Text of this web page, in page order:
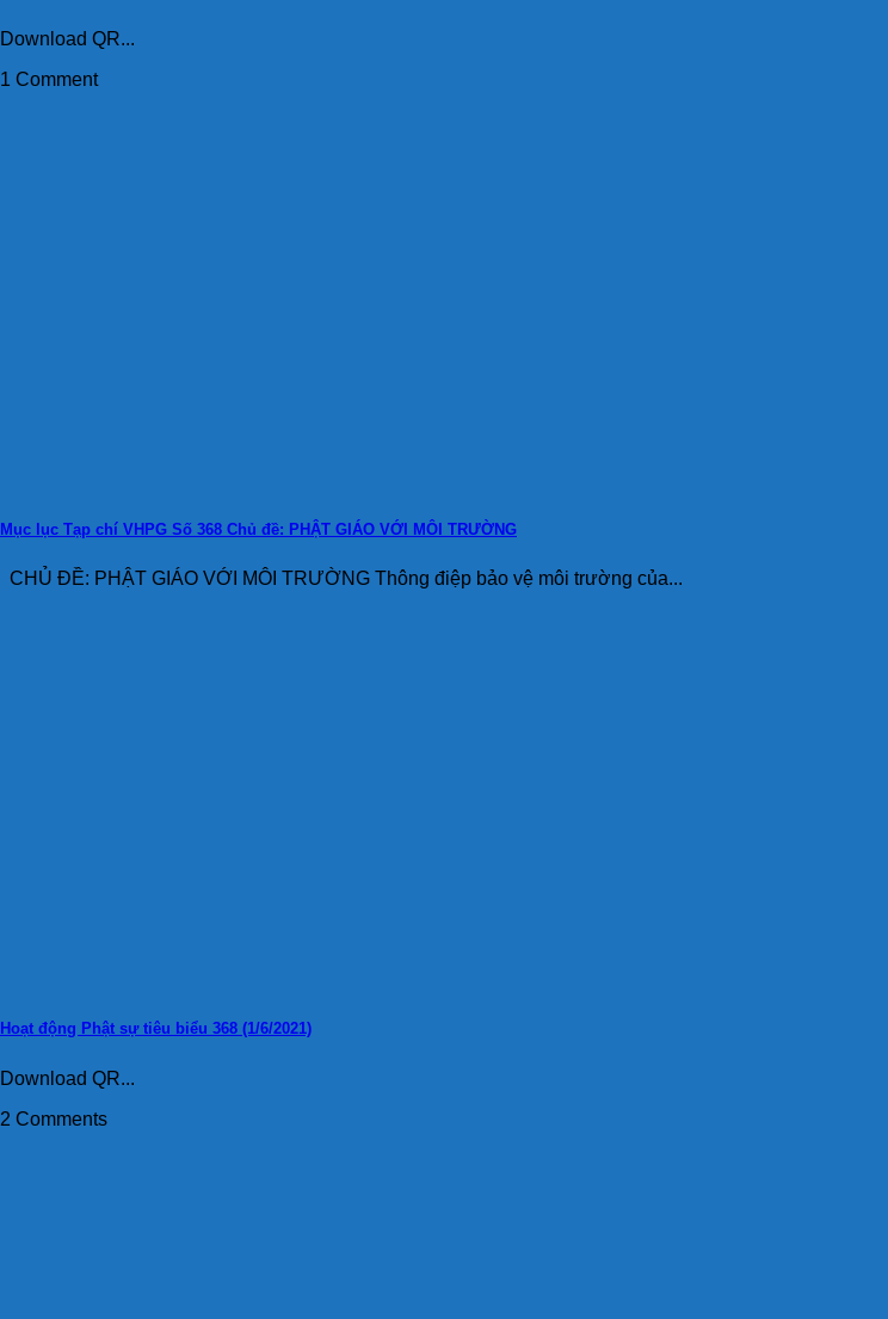
Download QR...
1 Comment
Mục lục Tạp chí VHPG Số 368 Chủ đề: PHẬT GIÁO VỚI MÔI TRƯỜNG
CHỦ ĐỀ: PHẬT GIÁO VỚI MÔI TRƯỜNG Thông điệp bảo vệ môi trường của...
Hoạt động Phật sự tiêu biểu 368 (1/6/2021)
Download QR...
2 Comments